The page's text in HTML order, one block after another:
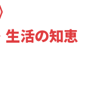
生活の知恵